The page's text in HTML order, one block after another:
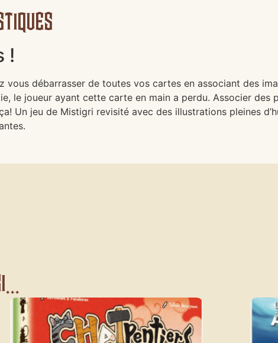
!
vous débarrasser de toutes vos cartes en associant des
le joueur ayant cette carte en main a perdu. Associer des
Un jeu de Mistigri revisité avec des illustrations pleines